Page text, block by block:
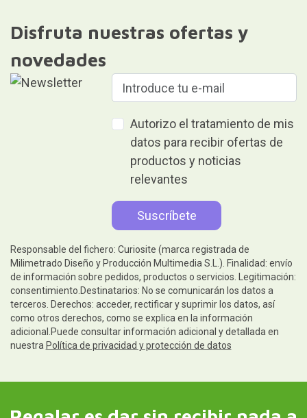
Disfruta nuestras ofertas y
novedades
Autorizo el tratamiento de mis
datos para recibir ofertas de
productos y noticias
relevantes
Responsable del fichero: Curiosite (marca registrada de
Milimetrado Diseño y Producción Multimedia S.L.). Finalidad: envío
de información sobre pedidos, productos o servicios. Legitimación:
consentimiento.Destinatarios: No se comunicarán los datos a
terceros. Derechos: acceder, rectificar y suprimir los datos, así
como otros derechos, como se explica en la información
adicional.Puede consultar información adicional y detallada en
nuestra Política de privacidad y protección de datos